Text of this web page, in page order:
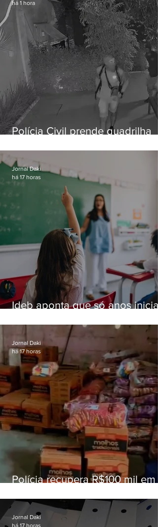
Polícia Civil prende quadrilha
residências de luxo no Rio
há 1 hora
Ideb aponta que só anos
educação
Jornal Daki
há 17 horas
Polícia recupera R$100 mil em
Fluminense
Jornal Daki
há 17 horas
Jornal Daki
há 17 horas